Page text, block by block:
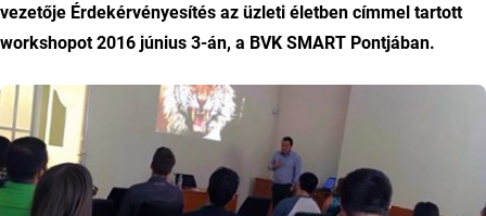
vezetője Érdekérvényesítés az üzleti életben címmel tartott
workshopot 2016 június 3-án, a BVK SMART Pontjában.